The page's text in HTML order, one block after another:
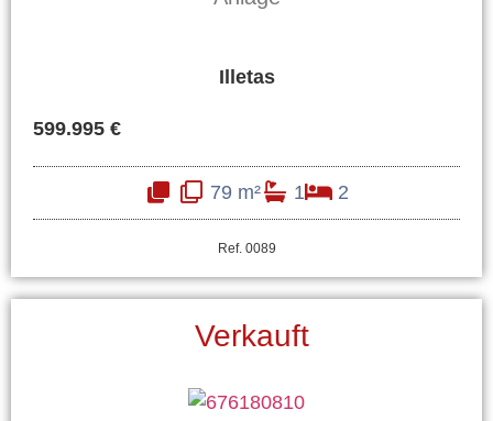
Illetas
599.995 €
79 m² 1 2
Ref. 0089
Verkauft